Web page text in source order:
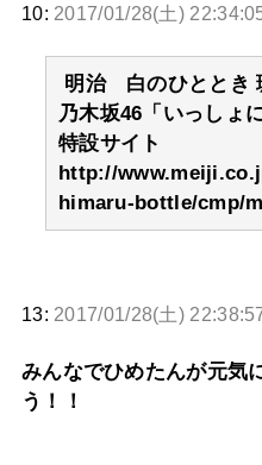
10: 2017/01/28(土)
明治 白のひととき
乃木坂46「いっしょ
特設サイト
http://
himaru-bottle/cmp/
13: 2017/01/28(土)
みんなでひめたんが元気
う！！